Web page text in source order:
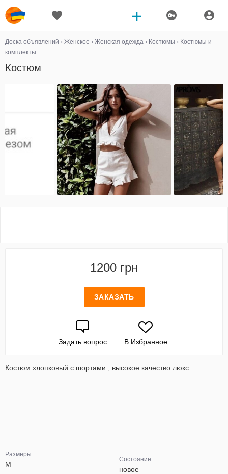
Доска объявлений › Женское › Женская одежда › Костюмы › Костюмы и
комплекты
Костюм
1200 грн
ЗАКАЗАТЬ
Задать вопрос В Избранное
Костюм хлопковый с шортами , высокое качество люкс
Размеры
M
Состояние
новое